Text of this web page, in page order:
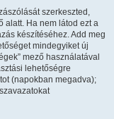
szerkeszted,
alatt. Ha nem látod ezt a
készítéséhez. Add meg
mindegyiket új
mező használatával
lehetőségre
(napokban megadva);